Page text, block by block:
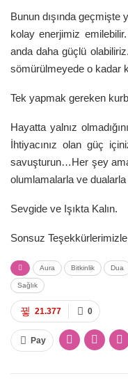
Bunun dışında geçmişte
kolay enerjimiz
anda daha güçlü
sömürülmeyede o kadar
Tek yapmak gereken
Hayatta yalnız
İhtiyacınız olan güç
savuşturun…Her şey
olumlamalarla ve
Sevgide ve Işıkta Kalın.
Sonsuz
Aura Bitkinlik Dua
Sağlık
0
21.377
Pay